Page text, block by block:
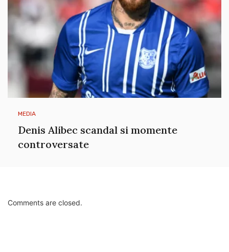
MEDIA
Denis Alibec scandal si momente
controversate
Comments are closed.